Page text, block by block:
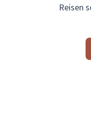
Reisen